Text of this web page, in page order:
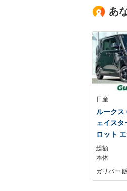
あ
日産
ルークス
ェイスタ
ロット
禁煙車
ナビ プ
ト レー
総額
本体
ガリバー